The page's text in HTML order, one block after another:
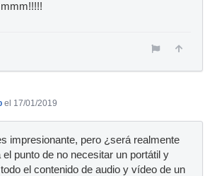
el 17/01/2019
impresionante, pero ¿será realmente
punto de no necesitar un portátil y
el contenido de audio y vídeo de un